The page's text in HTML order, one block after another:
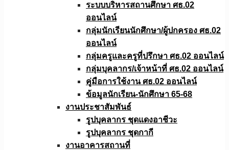
ระบบบริหารสถานศึกษา ศธ.02
ออนไลน์
กลุ่มนักเรียนนักศึกษา/ผู้ปกครอง ศธ.02
ออนไลน์
กลุ่มครูและครูที่ปรึกษา ศธ.02 ออนไลน์
กลุ่มบุคลากร/เจ้าหน้าที่ ศธ.02 ออนไลน์
คู่มือการใช้งาน ศธ.02 ออนไลน์
ข้อมูลนักเรียน-นักศึกษา 65-68
งานประชาสัมพันธ์
รูปบุคลากร ชุดแดงอาชีวะ
รูปบุคลากร ชุดกากี
งานอาคารสถานที่